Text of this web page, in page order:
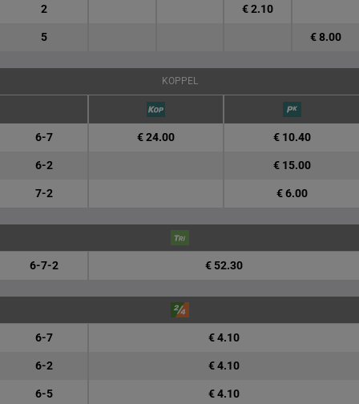
2 € 2.10
5 € 8.00
KOPPEL
6-7 € 24.00 € 10.40
6-2 € 15.00
7-2 € 6.00
6-7-2 € 52.30
6-7 € 4.10
6-2 € 4.10
6-5 € 4.10